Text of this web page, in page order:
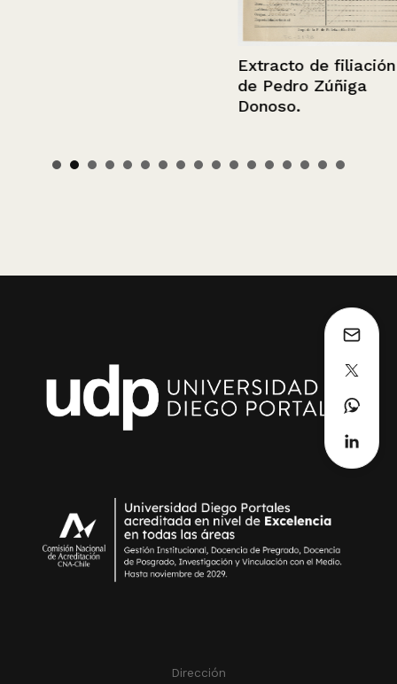
Extracto de filiación
de Pedro Zúñiga
Donoso.
Dirección